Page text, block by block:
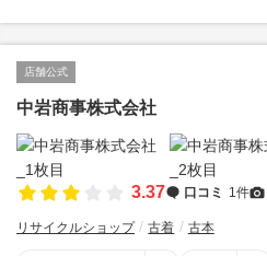
店舗公式
中岩商事株式会社
3.37 口コミ 1件
リサイクルショップ 古着 古本